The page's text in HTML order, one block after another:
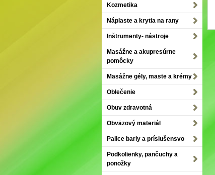
Kozmetika
Náplaste a krytia na rany
Inštrumenty- nástroje
Masážne a akupresúrne
pomôcky
Masážne gély, maste a krémy
Oblečenie
Obuv zdravotná
Obväzový materiál
Palice barly a príslušensvo
Podkolienky, pančuchy a
ponožky